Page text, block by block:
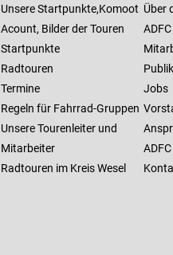
Unsere Startpunkte,Komoot
Acount, Bilder der Touren
Startpunkte
Radtouren
Termine
Regeln für Fahrrad-Gruppen
Unsere Tourenleiter und
Mitarbeiter
Radtouren im Kreis Wesel
Über
Jobs